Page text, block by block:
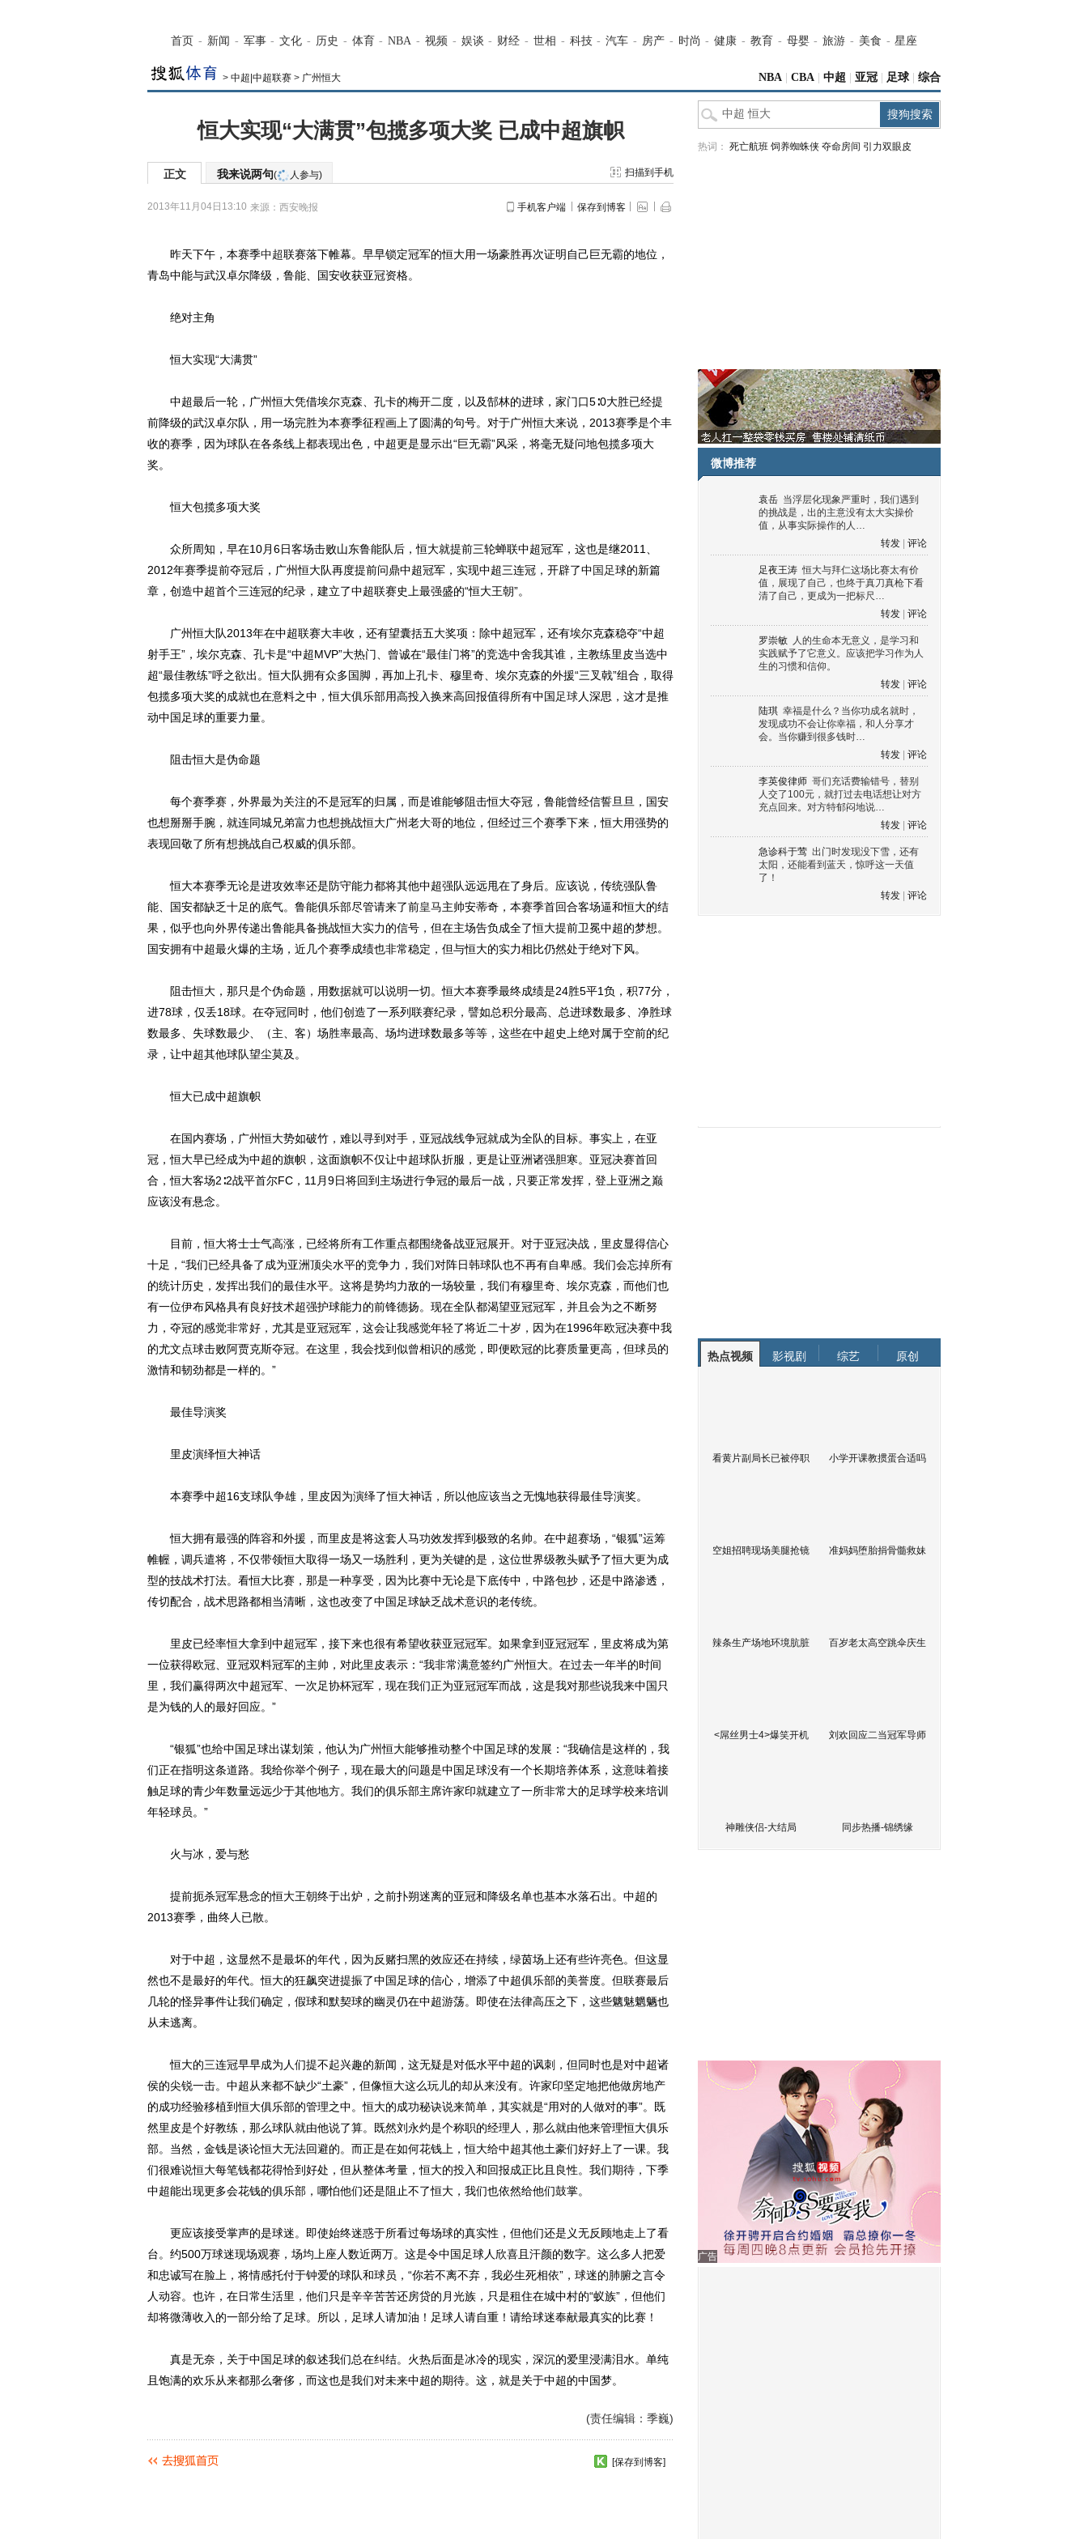
首页 - 新闻 - 军事 - 文化 - 历史 - 体育 - NBA - 视频 - 娱谈 - 财经 - 世相 - 科技 - 汽车 - 房产 - 时尚 - 健康 - 教育 - 母婴 - 旅游 - 美食 - 星座
> 中超|中超联赛 > 广州恒大 NBA CBA 中超 亚冠 足球 综合
恒大实现“大满贯”包揽多项大奖 已成中超旗帜
正文 我来说两句( 人参与) 扫描到手机
2013年11月04日13:10 来源： 西安晚报 手机客户端 保存到博客
昨天下午，本赛季中超联赛落下帷幕。早早锁定冠军的恒大用一场豪胜再次证明自己巨无霸的地位，
青岛中能与武汉卓尔降级，鲁能、国安收获亚冠资格。
绝对主角
恒大实现“大满贯”
中超最后一轮，广州恒大凭借埃尔克森、孔卡的梅开二度，以及郜林的进球，家门口5∶0大胜已经提
前降级的武汉卓尔队，用一场完胜为本赛季征程画上了圆满的句号。对于广州恒大来说，2013赛季是个丰
收的赛季，因为球队在各条线上都表现出色，中超更是显示出“巨无霸”风采，将毫无疑问地包揽多项大
奖。
恒大包揽多项大奖
众所周知，早在10月6日客场击败山东鲁能队后，恒大就提前三轮蝉联中超冠军，这也是继2011、
2012年赛季提前夺冠后，广州恒大队再度提前问鼎中超冠军，实现中超三连冠，开辟了中国足球的新篇
章，创造中超首个三连冠的纪录，建立了中超联赛史上最强盛的“恒大王朝”。
广州恒大队2013年在中超联赛大丰收，还有望囊括五大奖项：除中超冠军，还有埃尔克森稳夺“中超
射手王”，埃尔克森、孔卡是“中超MVP”大热门、曾诚在“最佳门将”的竞选中舍我其谁，主教练里皮当选中
超“最佳教练”呼之欲出。恒大队拥有众多国脚，再加上孔卡、穆里奇、埃尔克森的外援“三叉戟”组合，取得
包揽多项大奖的成就也在意料之中，恒大俱乐部用高投入换来高回报值得所有中国 足球人深思，这才是推
动中国足球的重要力量。
阻击恒大是伪命题
每个赛季赛，外界最为关注的不是冠军的归属，而是谁能够阻击恒大夺冠，鲁能曾经信誓旦旦，国安
也想掰掰手腕，就连同城兄弟富力也想挑战恒大广州老大哥的地位，但经过三个赛季下来，恒大用强势的
表现回敬了所有想挑战自己权威的俱乐部。
恒大本赛季无论是进攻效率还是防守能力都将其他中超强队远远甩在了身后。应该说，传统强队鲁
能、国安都缺乏十足的底气。鲁能俱乐部尽管请来了前皇马主帅安蒂奇，本赛季首回合客场逼和恒大的结
果，似乎也向外界传递出鲁能具备挑战恒大实力的信号，但在主场告负成全了恒大提前卫冕中超的梦想。
国安拥有中超最火爆的主场，近几个赛季成绩也非常稳定，但与恒大的实力相比仍然处于绝对下风。
阻击恒大，那只是个伪命题，用数据就可以说明一切。恒大本赛季最终成绩是24胜5平1负，积77分，
进78球，仅丢18球。在夺冠同时，他们创造了一系列联赛纪录，譬如总积分最高、总进球数最多、净胜球
数最多、失球数最少、（主、客）场胜率最高、场均进球数最多等等，这些在中超史上绝对属于空前的纪
录，让中超其他球队望尘莫及。
恒大已成中超旗帜
在国内赛场，广州恒大势如破竹，难以寻到对手，亚冠战线争冠就成为全队的目标。事实上，在亚
冠，恒大早已经成为中超的旗帜，这面旗帜不仅让中超球队折服，更是让亚洲诸强胆寒。亚冠决赛首回
合，恒大客场2∶2战平首尔FC，11月9日将回到主场进行争冠的最后一战，只要正常发挥，登上亚洲之巅
应该没有悬念。
目前，恒大将士士气高涨，已经将所有工作重点都围绕备战亚冠展开。对于亚冠决战，里皮显得信心
十足，“我们已经具备了成为亚洲顶尖水平的竞争力，我们对阵日韩球队也不再有自卑感。我们会忘掉所有
的统计历史，发挥出我们的最佳水平。这将是势均力敌的一场较量，我们有穆里奇、埃尔克森，而他们也
有一位伊布风格具有良好技术超强护球能力的前锋德扬。现在全队都渴望亚冠冠军，并且会为之不断努
力，夺冠的感觉非常好，尤其是亚冠冠军，这会让我感觉年轻了将近二十岁，因为在1996年欧冠决赛中我
的尤文点球击败阿贾克斯夺冠。在这里，我会找到似曾相识的感觉，即便欧冠的比赛质量更高，但球员的
激情和韧劲都是一样的。”
最佳导演奖
里皮演绎恒大神话
本赛季中超16支球队争雄，里皮因为演绎了恒大神话，所以他应该当之无愧地获得最佳导演奖。
恒大拥有最强的阵容和外援，而里皮是将这套人马功效发挥到极致的名帅。在中超赛场，“银狐”运筹
帷幄，调兵遣将，不仅带领恒大取得一场又一场胜利，更为关键的是，这位世界级教头赋予了恒大更为成
型的技战术打法。看恒大比赛，那是一种享受，因为比赛中无论是下底传中，中路包抄，还是中路渗透，
传切配合，战术思路都相当清晰，这也改变了中国足球缺乏战术意识的老传统。
里皮已经率恒大拿到中超冠军，接下来也很有希望收获亚冠冠军。如果拿到亚冠冠军，里皮将成为第
一位获得欧冠、亚冠双料冠军的主帅，对此里皮表示：“我非常满意签约广州恒大。在过去一年半的时间
里，我们赢得两次中超冠军、一次足协杯冠军，现在我们正为亚冠冠军而战，这是我对那些说我来中国只
是为钱的人的最好回应。”
“银狐”也给中国足球出谋划策，他认为广州恒大能够推动整个中国足球的发展：“我确信是这样的，我
们正在指明这条道路。我给你举个例子，现在最大的问题是中国足球没有一个长期培养体系，这意味着接
触足球的青少年数量远远少于其他地方。我们的俱乐部主席许家印就建立了一所非常大的足球学校来培训
年轻球员。”
火与冰，爱与愁
提前扼杀冠军悬念的恒大王朝终于出炉，之前扑朔迷离的亚冠和降级名单也基本水落石出。中超的
2013赛季，曲终人已散。
对于中超，这显然不是最坏的年代，因为反赌扫黑的效应还在持续，绿茵场上还有些许亮色。但这显
然也不是最好的年代。恒大的狂飙突进提振了中国足球的信心，增添了中超俱乐部的美誉度。但联赛最后
几轮的怪异事件让我们确定，假球和默契球的幽灵仍在中超游荡。即使在法律高压之下，这些魑魅魍魉也
从未逃离。
恒大的三连冠早早成为人们提不起兴趣的新闻，这无疑是对低水平中超的讽刺，但同时也是对中超诸
侯的尖锐一击。中超从来都不缺少“土豪”，但像恒大这么玩儿的却从来没有。许家印坚定地把他做房地产
的成功经验移植到恒大俱乐部的管理之中。恒大的成功秘诀说来简单，其实就是“用对的人做对的事”。既
然里皮是个好教练，那么球队就由他说了算。既然刘永灼是个称职的经理人，那么就由他来管理恒大俱乐
部。当然，金钱是谈论恒大无法回避的。而正是在如何花钱上，恒大给中超其他土豪们好好上了一课。我
们很难说恒大每笔钱都花得恰到好处，但从整体考量，恒大的投入和回报成正比且良性。我们期待，下季
中超能出现更多会花钱的俱乐部，哪怕他们还是阻止不了恒大，我们也依然给他们鼓掌。
更应该接受掌声的是球迷。即使始终迷惑于所看过每场球的真实性，但他们还是义无反顾地走上了看
台。约500万球迷现场观赛，场均上座人数近两万。这是令中国足球人欣喜且汗颜的数字。这么多人把爱
和忠诚写在脸上，将情感托付于钟爱的球队和球员，“你若不离不弃，我必生死相依”，球迷的肺腑之言令
人动容。也许，在日常生活里，他们只是辛辛苦苦还房贷的月光族，只是租住在城中村的“蚁族”，但他们
却将微薄收入的一部分给了足球。所以，足球人请加油！足球人请自重！请给球迷奉献最真实的比赛！
真是无奈，关于中国足球的叙述我们总在纠结。火热后面是冰冷的现实，深沉的爱里浸满泪水。单纯
且饱满的欢乐从来都那么奢侈，而这也是我们对未来中超的期待。这，就是关于中超的中国梦。
(责任编辑：季巍)
[保存到博客]
热词： 死亡航班 饲养蜘蛛侠 夺命房间 引力双眼皮
微博推荐
袁岳 当浮层化现象严重时，我们遇到
的挑战是，出的主意没有太大实操价
值，从事实际操作的人…
转发
评论
足夜王涛 恒大与拜仁这场比赛太有价
值，展现了自己，也终于真刀真枪下看
清了自己，更成为一把标尺…
转发
评论
罗崇敏 人的生命本无意义，是学习和
实践赋予了它意义。应该把学习作为人
生的习惯和信仰。
转发
评论
陆琪 幸福是什么？当你功成名就时，
发现成功不会让你幸福，和人分享才
会。当你赚到很多钱时…
转发
评论
李英俊律师 哥们充话费输错号，替别
人交了100元，就打过去电话想让对方
充点回来。对方特郁闷地说…
转发
评论
急诊科于莺 出门时发现没下雪，还有
太阳，还能看到蓝天，惊呼这一天值
了！
转发
评论
热点视频 影视剧 综艺 原创
看黄片副局长已被停职 小学开课教掼蛋合适吗
空姐招聘现场美腿抢镜 准妈妈堕胎捐骨髓救妹
辣条生产场地环境肮脏 百岁老太高空跳伞庆生
<屌丝男士4>爆笑开机 刘欢回应二当冠军导师
神雕侠侣-大结局 同步热播-锦绣缘
广告